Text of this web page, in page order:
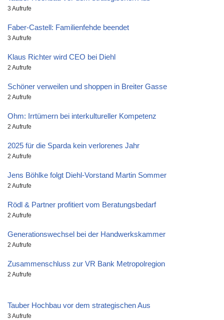
3 Aufrufe
Faber-Castell: Familienfehde beendet
3 Aufrufe
Klaus Richter wird CEO bei Diehl
2 Aufrufe
Schöner verweilen und shoppen in Breiter Gasse
2 Aufrufe
Ohm: Irrtümern bei interkultureller Kompetenz
2 Aufrufe
2025 für die Sparda kein verlorenes Jahr
2 Aufrufe
Jens Böhlke folgt Diehl-Vorstand Martin Sommer
2 Aufrufe
Rödl & Partner profitiert vom Beratungsbedarf
2 Aufrufe
Generationswechsel bei der Handwerkskammer
2 Aufrufe
Zusammenschluss zur VR Bank Metropolregion
2 Aufrufe
Tauber Hochbau vor dem strategischen Aus
3 Aufrufe